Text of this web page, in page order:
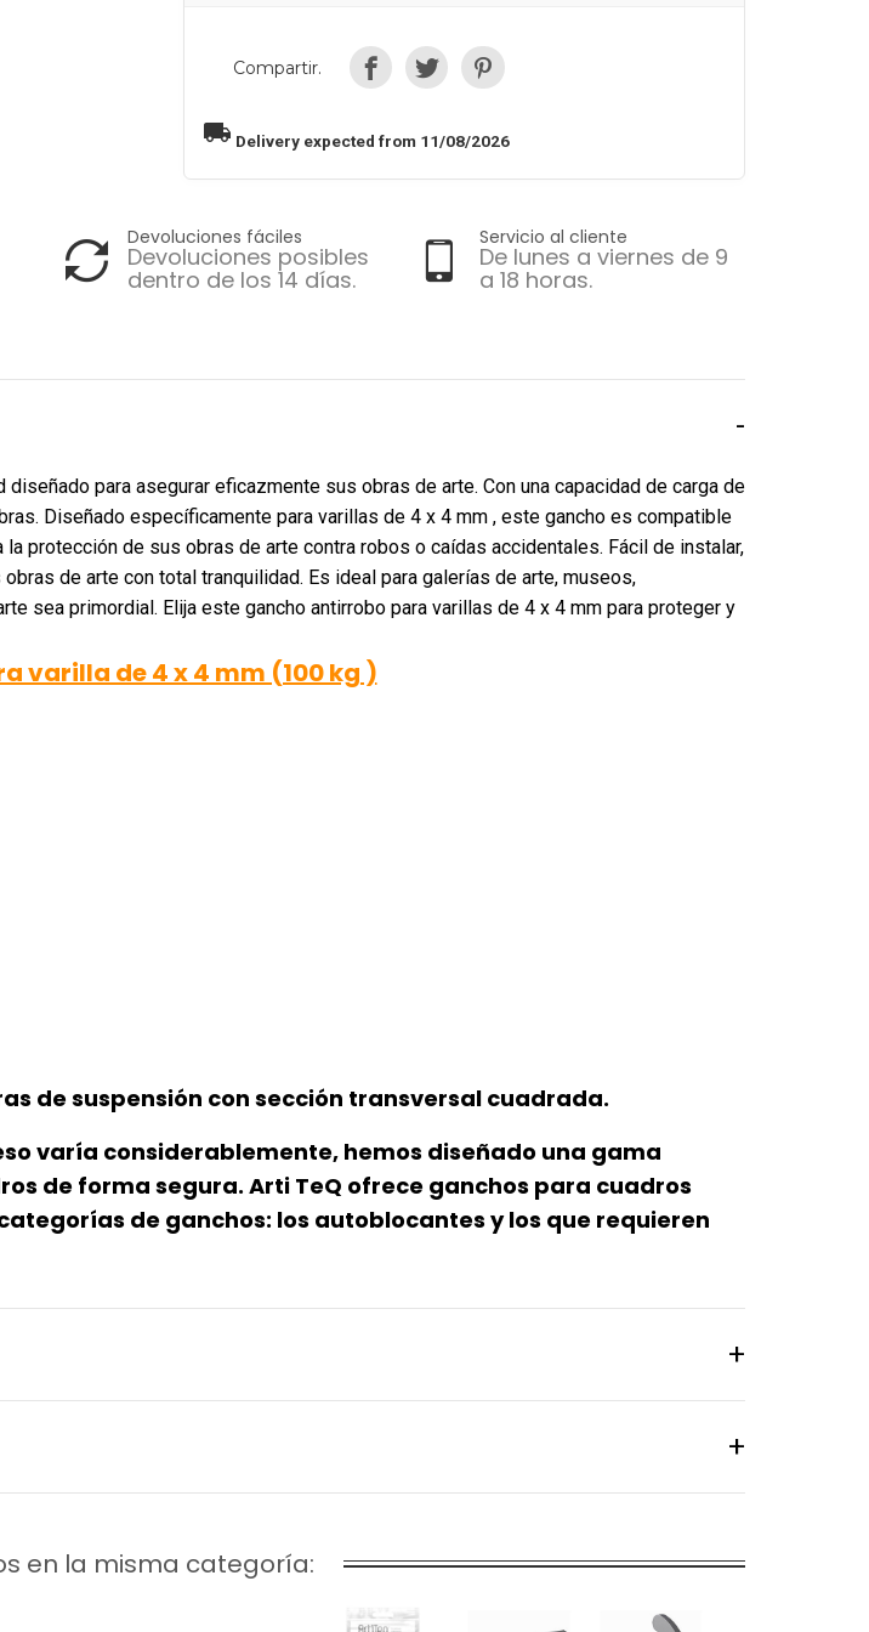
Compartir.
local_shipping Delivery expected from 11/08/2026
Devoluciones fáciles
Devoluciones posibles
dentro de los 14 días.
Servicio al cliente
De lunes a viernes de 9
a 18 horas.
para asegurar eficazmente sus obras de arte. Con una capacidad de carga de
Diseñado específicamente para varillas de 4 x 4 mm , este gancho es compatible
protección de sus obras de arte contra robos o caídas accidentales. Fácil de instalar,
de arte con total tranquilidad. Es ideal para galerías de arte, museos,
sea primordial. Elija este gancho antirrobo para varillas de 4 x 4 mm para proteger y
varilla de 4 x 4 mm (100 kg )
de suspensión con sección transversal cuadrada.
varía considerablemente, hemos diseñado una gama
de forma segura. Arti TeQ ofrece ganchos para cuadros
de ganchos: los autoblocantes y los que requieren
en la misma categoría: